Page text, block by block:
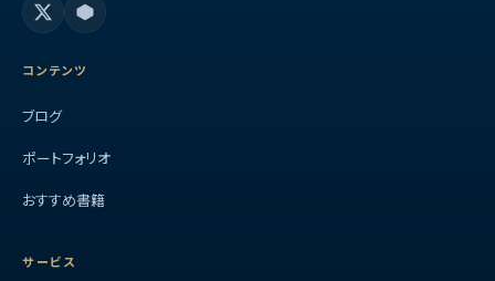
コンテンツ
ブログ
ポートフォリオ
おすすめ書籍
サービス